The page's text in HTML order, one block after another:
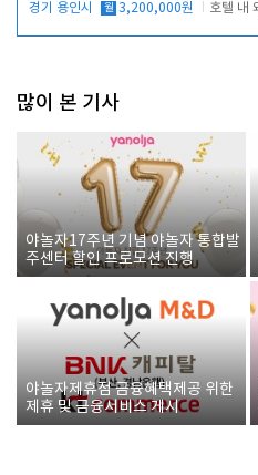
경기 용인시 월 3,200,000원
많이 본 기사
야놀자17주년 기념 야놀자 통합발
주센터 할인 프로모션 진행
야놀자제휴점 금융혜택제공 위한
제휴 및 금융서비스 게시